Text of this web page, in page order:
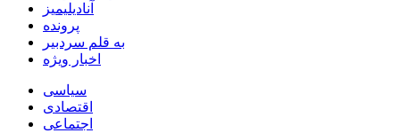
آنادیلیمیز
پرونده
به قلم سردبیر
اخبار ویژه
سیاسی
اقتصادی
اجتماعی